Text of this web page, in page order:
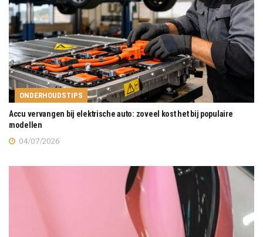
ONDERHOUDSTIPS
Accu vervangen bij elektrische auto: zoveel kost het bij populaire
modellen
04/07/2026